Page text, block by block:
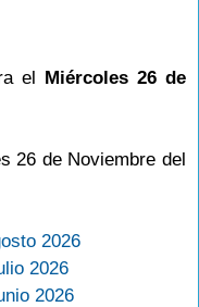
el Miércoles 26 de
26 de Noviembre del
2026
2026
2026